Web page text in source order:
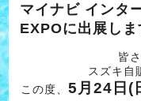
マイナビ インタ
EXPOに出展しま
皆
スズキ自
この度、 5月24日(